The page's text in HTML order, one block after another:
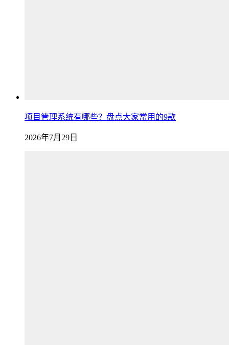
项目管理系统有哪些？盘点大家常用的9款
2026年7月29日